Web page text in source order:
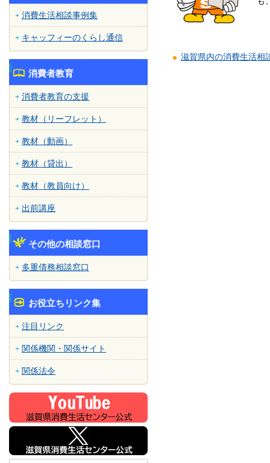
消費生活相談事例集
キャッフィーのくらし通信
消費者教育
消費者教育の支援
教材（リーフレット）
教材（動画）
教材（貸出）
教材（教員向け）
出前講座
その他の相談窓口
多重債務相談窓口
お役立ちリンク集
注目リンク
関係機関・関係サイト
関係法令
滋賀県内の消費生活相